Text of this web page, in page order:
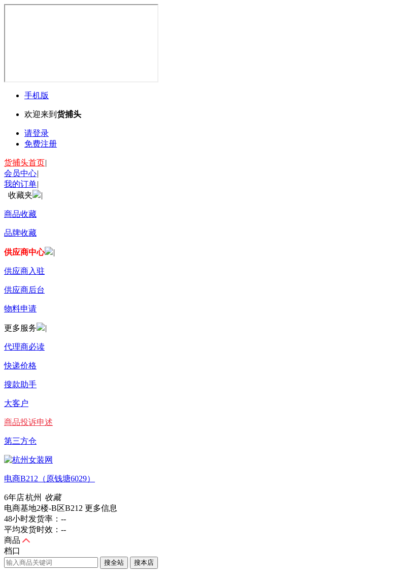
手机版
欢迎来到 货捕头
请登录
免费注册
货捕头首页|
会员中心|
我的订单|
收藏夹
|
商品收藏
品牌收藏
供应商中心 |
供应商入驻
供应商后台
物料申请
更多服务 |
代理商必读
快递价格
搜款助手
大客户
商品投诉申述
第三方仓
电商B212（原钱塘6029）
6年店杭州 收藏
电商基地2楼-B区B212 更多信息
48小时发货率： --
平均发货时效： --
商品
档口
搜全站